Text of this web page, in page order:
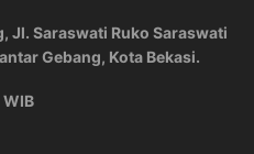
Jl. Saraswati Ruko Saraswati
Gebang, Kota Bekasi.
WIB